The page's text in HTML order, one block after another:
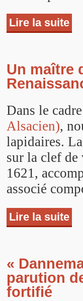
Lire la suite
Un maître
Dans le
Alsacien),
lapidaires.
sur la clef de
1621,
associé
Lire la suite
«
parution
fortifié